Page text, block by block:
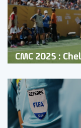
CMC 2025 :